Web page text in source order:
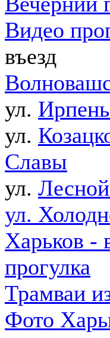
Видео
въезд
ул.
ул.
Славы
ул.
ул.
Харьков -
прогулка
Трамваи
Фото